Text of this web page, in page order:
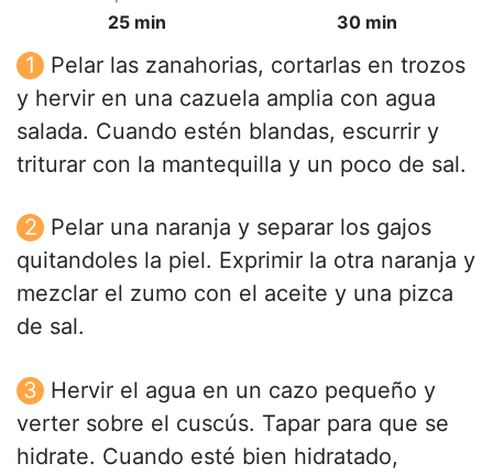
25 min
30 min
Pelar las zanahorias, cortarlas en trozos
y hervir en una cazuela amplia con agua
salada. Cuando estén blandas, escurrir y
triturar con la mantequilla y un poco de sal.
Pelar una naranja y separar los gajos
quitandoles la piel. Exprimir la otra naranja y
mezclar el zumo con el aceite y una pizca
de sal.
Hervir el agua en un cazo pequeño y
verter sobre el cuscús. Tapar para que se
hidrate. Cuando esté bien hidratado,